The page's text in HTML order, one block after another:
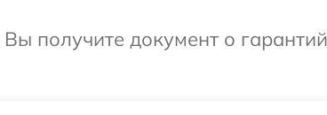
получите документ о